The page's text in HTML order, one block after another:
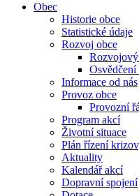
Obec
Historie obce
Statistické údaje
Rozvoj obce
Osvědčení
Informace od nás
Provoz obce
Provozní
Program akcí
Životní situace
Plán řízení
Aktuality
Kalendář akcí
Dopravní spojení